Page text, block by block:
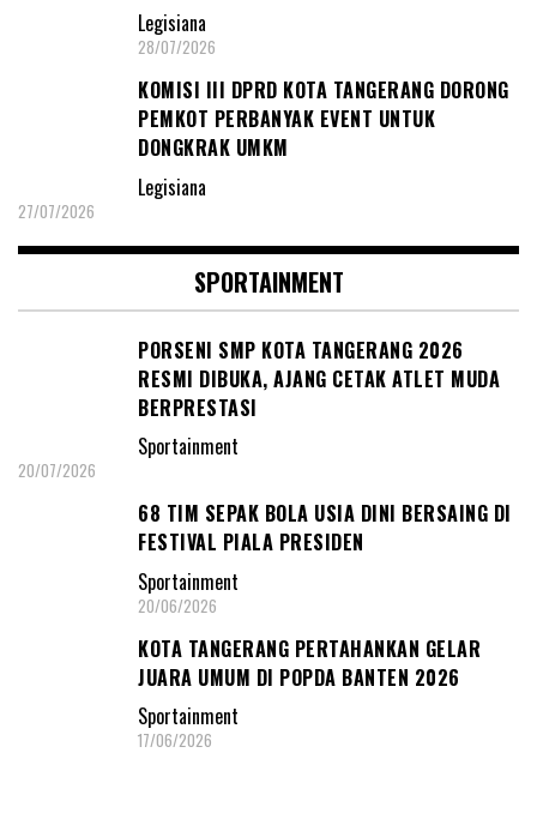
Legisiana
28/07/2026
KOMISI III DPRD KOTA TANGERANG DORONG
PEMKOT PERBANYAK EVENT UNTUK
DONGKRAK UMKM
Legisiana
27/07/2026
SPORTAINMENT
PORSENI SMP KOTA TANGERANG 2026
RESMI DIBUKA, AJANG CETAK ATLET MUDA
BERPRESTASI
Sportainment
20/07/2026
68 TIM SEPAK BOLA USIA DINI BERSAING DI
FESTIVAL PIALA PRESIDEN
Sportainment
20/06/2026
KOTA TANGERANG PERTAHANKAN GELAR
JUARA UMUM DI POPDA BANTEN 2026
Sportainment
17/06/2026